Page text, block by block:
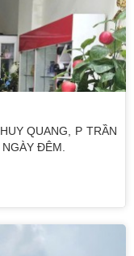
QUANG, P TRẦN
ĐÊM.